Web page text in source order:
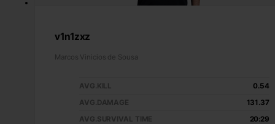
v1n1zxz
Marcos Vinicios de Sousa
AVG.KILL
0.54
AVG.DAMAGE
131.37
AVG.SURVIVAL TIME
20:29